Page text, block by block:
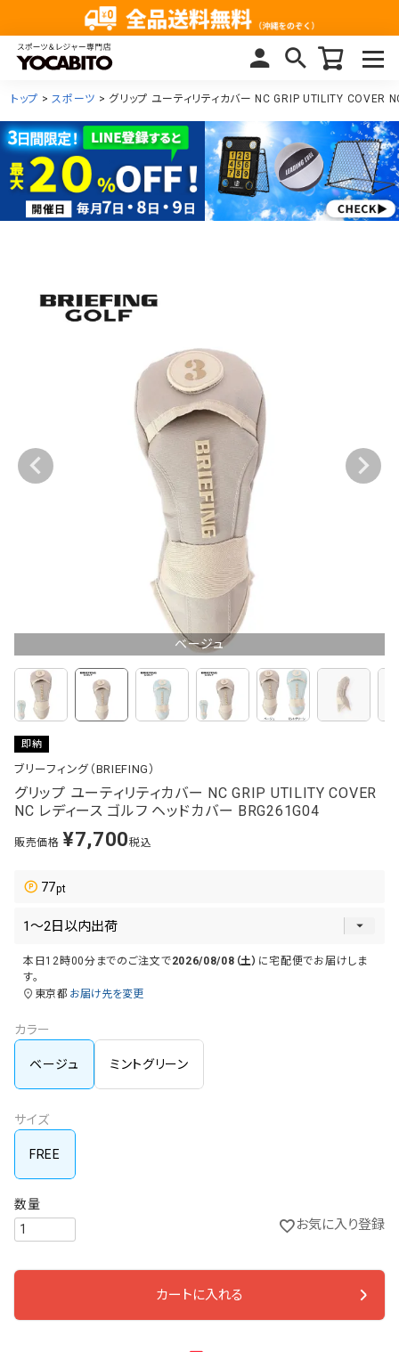
トップ スポーツ グリップ ユーティリティカバー NC GRIP UTILITY COVER
ベージュ
即納
ブリーフィング（BRIEFING）
グリップ ユーティリティカバー NC GRIP UTILITY COVER
NC レディース ゴルフ ヘッドカバー BRG261G04
販売価格 ¥7,700税込
77
本日12時00分 までのご注文で2026/08/08（土） に宅配便でお届けしま
す。
東京都 お届け先を変更
カラー
ベージュ ミントグリーン
サイズ
FREE
お気に入り登録
カートに入れる